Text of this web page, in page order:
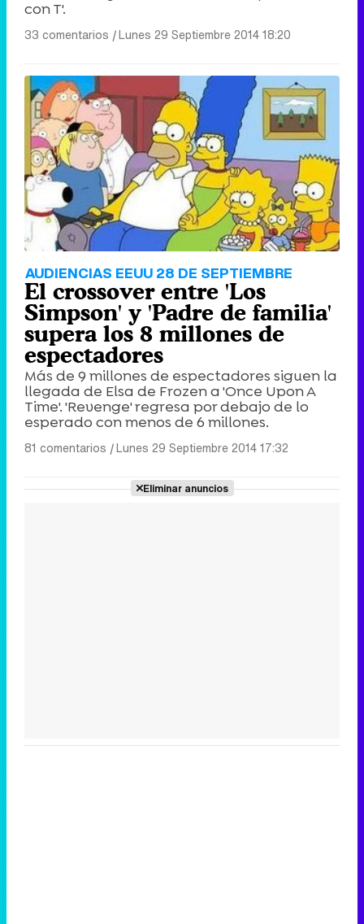
con T'.
33 comentarios |Lunes 29 Septiembre 2014 18:20
AUDIENCIAS EEUU 28 DE SEPTIEMBRE
El crossover entre 'Los
Simpson' y 'Padre de familia'
supera los 8 millones de
espectadores
Más de 9 millones de espectadores siguen la
llegada de Elsa de Frozen a 'Once Upon A
Time'. 'Revenge' regresa por debajo de lo
esperado con menos de 6 millones.
81 comentarios |Lunes 29 Septiembre 2014 17:32
Eliminar anuncios